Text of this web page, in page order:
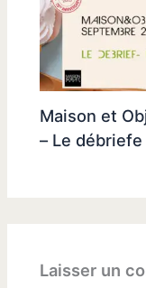
Maison et
– Le débriefe
Laisser un